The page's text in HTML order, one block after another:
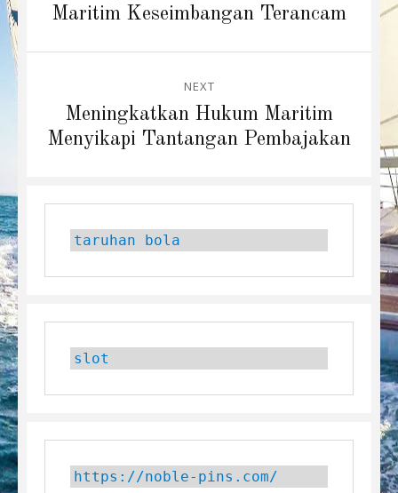
post:Maritim Keseimbangan Terancam
NEXT
post:
Meningkatkan Hukum Maritim
Menyikapi Tantangan Pembajakan
taruhan bola
slot
https://noble-pins.com/